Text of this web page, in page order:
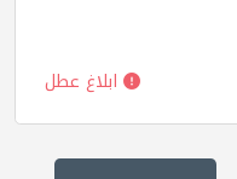
ابلاغ عطل